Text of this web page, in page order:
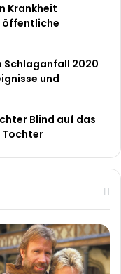
Krankheit
öffentliche
Schlaganfall 2020
und
Blind auf das
Tochter